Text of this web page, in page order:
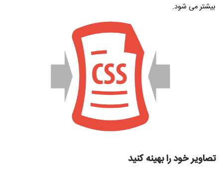
بیشتر می شود.
تصاویر خود را بهینه کنید